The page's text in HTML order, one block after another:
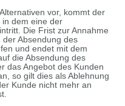
vor, kommt der
in dem eine der
Die Frist zur Annahme
der Absendung des
und endet mit dem
die Absendung des
das Angebot des Kunden
so gilt dies als Ablehnung
Kunde nicht mehr an